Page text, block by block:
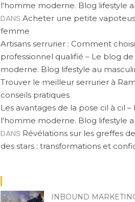
l'homme moderne. Blog lifestyle
DANS Acheter une petite
femme
Artisans serrurier : Comment
professionnel qualifié – Le blog
moderne. Blog lifestyle au
Trouver le meilleur serrurier à
conseils pratiques
Les avantages de la pose cil à cil
l'homme moderne. Blog lifestyle
DANS Révélations sur les greffes
des stars : transformations et
INBOUND